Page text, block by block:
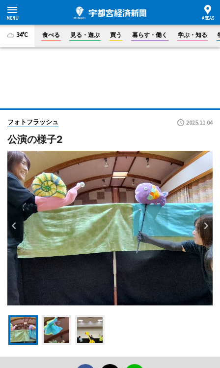
34°C 食べる 見る・遊ぶ 買う 暮らす・働く 学ぶ・知る
フォトフラッシュ 2025.11.04
公演の様子2